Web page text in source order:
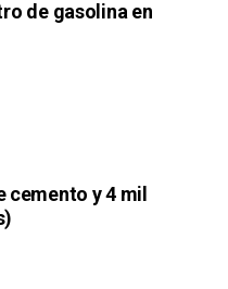
de gasolina en
cemento y 4 mil